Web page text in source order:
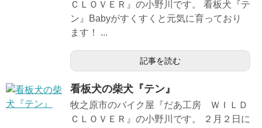
ＣＬＯＶＥＲ』の小野川です。 看板犬『テ
ン』Babyがすくすくと元気に育っており
ます！ ...
記事を読む
看板犬の柴犬『テン』
牧之原市のバイク屋『だあ工房 ＷＩＬＤ
ＣＬＯＶＥＲ』の小野川です。 ２月２日に